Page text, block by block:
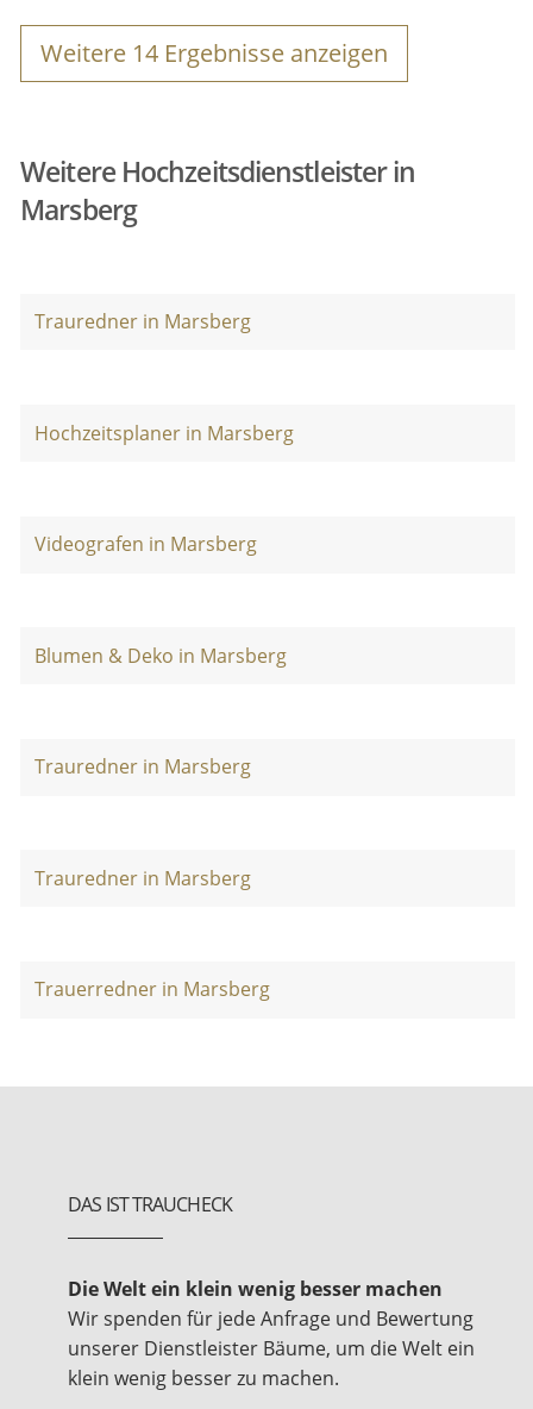
Weitere 14 Ergebnisse anzeigen
Weitere Hochzeitsdienstleister in
Marsberg
Trauredner in Marsberg
Hochzeitsplaner in Marsberg
Videografen in Marsberg
Blumen & Deko in Marsberg
Trauredner in Marsberg
Trauredner in Marsberg
Trauerredner in Marsberg
DAS IST TRAUCHECK
Die Welt ein klein wenig besser machen
Wir spenden für jede Anfrage und Bewertung
unserer Dienstleister Bäume, um die Welt ein
klein wenig besser zu machen.